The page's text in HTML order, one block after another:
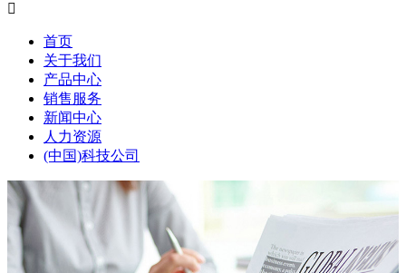

首页
关于我们
产品中心
销售服务
新闻中心
人力资源
(中国)科技公司